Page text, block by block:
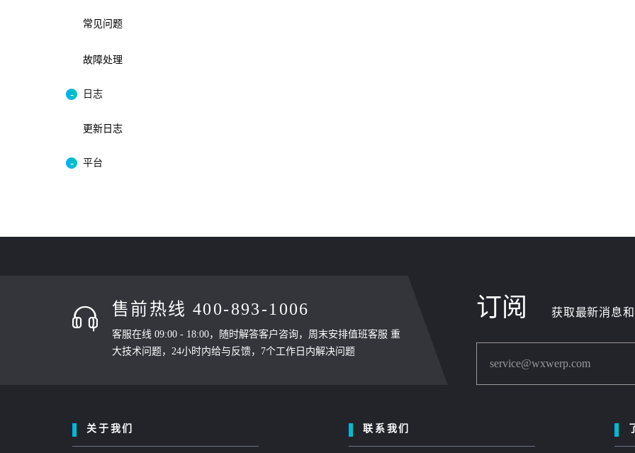
常见问题
故障处理
日志
更新日志
平台
售前热线 400-893-1006
客服在线 09:00 - 18:00，随时解答客户咨询，周末安排值班客服 重
大技术问题，24小时内给与反馈，7个工作日内解决问题
订阅 获取最新消息
service@wxwerp.com
关于我们 联系我们